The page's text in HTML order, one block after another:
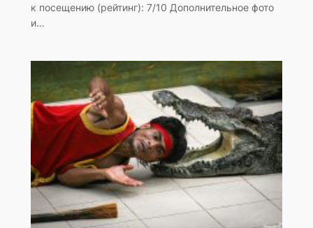
к посещению (рейтинг): 7/10 Дополнительное фото
и…